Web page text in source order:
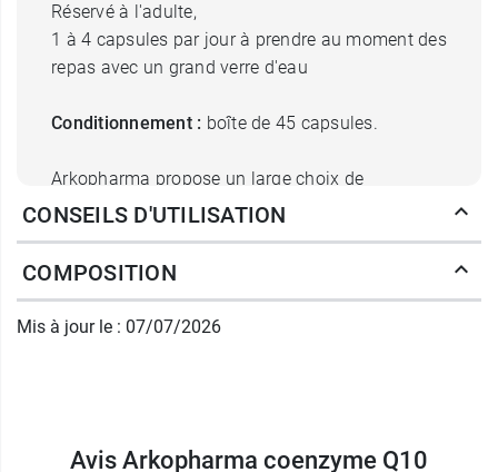
Réservé à l'adulte,
1 à 4 capsules par jour à prendre au moment des
repas avec un grand verre d'eau
Conditionnement : boîte de 45 capsules.
Arkopharma propose un large choix de
compléments alimentaires. Retrouvez par
comprimés.
Fabricant
France
CONSEILS D'UTILISATION
COMPOSITION
Mis à jour le : 07/07/2026
Avis Arkopharma coenzyme Q10